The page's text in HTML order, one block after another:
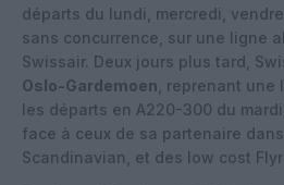
départs du lundi, mercredi,
sans concurrence, sur une ligne
Swissair. Deux jours plus tard,
Oslo-Gardemoen , reprenant
les départs en A220-300 du
face à ceux de sa partenaire dans
Scandinavian, et des low cost